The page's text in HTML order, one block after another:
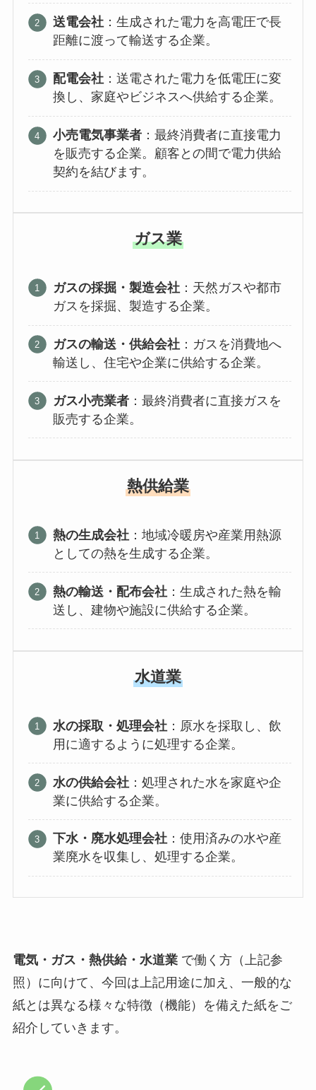
送電会社 ：生成された電力を高電圧で長
距離に渡って輸送する企業。
配電会社 ：送電された電力を低電圧に変
換し、家庭やビジネスへ供給する企業。
小売電気事業者 ：最終消費者に直接電力
を販売する企業。顧客との間で電力供給
契約を結びます。
ガス業
ガスの採掘・製造会社 ：天然ガスや都市
ガスを採掘、製造する企業。
ガスの輸送・供給会社 ：ガスを消費地へ
輸送し、住宅や企業に供給する企業。
ガス小売業者 ：最終消費者に直接ガスを
販売する企業。
熱供給業
熱の生成会社 ：地域冷暖房や産業用熱源
としての熱を生成する企業。
熱の輸送・配布会社 ：生成された熱を輸
送し、建物や施設に供給する企業。
水道業
水の採取・処理会社 ：原水を採取し、飲
用に適するように処理する企業。
水の供給会社 ：処理された水を家庭や企
業に供給する企業。
下水・廃水処理会社 ：使用済みの水や産
業廃水を収集し、処理する企業。
電気・ガス・熱供給・水道業で働く方（上記参
照）に向けて、今回は上記用途に加え、一般的な
紙とは異なる様々な特徴（機能）を備えた紙をご
紹介していきます。